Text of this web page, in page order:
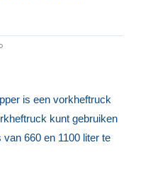
is een vorkheftruck
kunt gebruiken
660 en 1100 liter te